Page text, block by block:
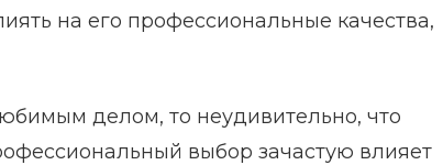
на его профессиональные качества,
делом, то неудивительно, что
выбор зачастую влияет